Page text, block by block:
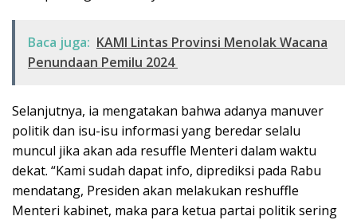
Baca juga: KAMI Lintas Provinsi Menolak Wacana
Penundaan Pemilu 2024
Selanjutnya, ia mengatakan bahwa adanya manuver
politik dan isu-isu informasi yang beredar selalu
muncul jika akan ada resuffle Menteri dalam waktu
dekat. “Kami sudah dapat info, diprediksi pada Rabu
mendatang, Presiden akan melakukan reshuffle
Menteri kabinet, maka para ketua partai politik sering